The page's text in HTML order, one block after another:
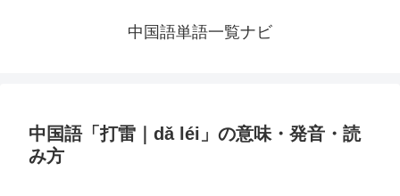
中国語単語一覧ナビ
中国語「打雷｜dǎ léi」の意味・発音・読
み方